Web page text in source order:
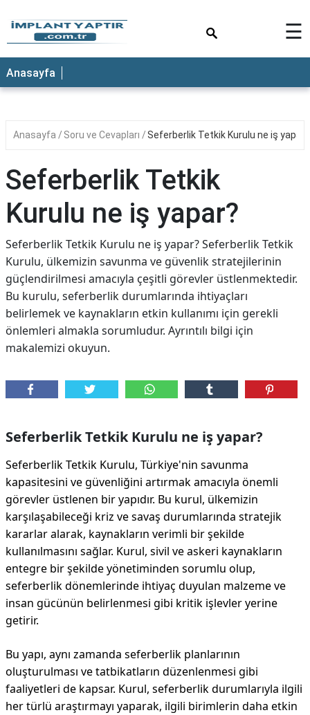
☰
Anasayfa
Anasayfa Soru ve Cevapları Seferberlik Tetkik Kurulu ne iş yapar?
Seferberlik Tetkik
Kurulu ne iş yapar?
Seferberlik Tetkik Kurulu ne iş yapar? Seferberlik Tetkik
Kurulu, ülkemizin savunma ve güvenlik stratejilerinin
güçlendirilmesi amacıyla çeşitli görevler üstlenmektedir.
Bu kurulu, seferberlik durumlarında ihtiyaçları
belirlemek ve kaynakların etkin kullanımı için gerekli
önlemleri almakla sorumludur. Ayrıntılı bilgi için
makalemizi okuyun.
Seferberlik Tetkik Kurulu ne iş yapar?
Seferberlik Tetkik Kurulu, Türkiye'nin savunma
kapasitesini ve güvenliğini artırmak amacıyla önemli
görevler üstlenen bir yapıdır. Bu kurul, ülkemizin
karşılaşabileceği kriz ve savaş durumlarında stratejik
kararlar alarak, kaynakların verimli bir şekilde
kullanılmasını sağlar. Kurul, sivil ve askeri kaynakların
entegre bir şekilde yönetiminden sorumlu olup,
seferberlik dönemlerinde ihtiyaç duyulan malzeme ve
insan gücünün belirlenmesi gibi kritik işlevler yerine
getirir.
Bu yapı, aynı zamanda seferberlik planlarının
oluşturulması ve tatbikatların düzenlenmesi gibi
faaliyetleri de kapsar. Kurul, seferberlik durumlarıyla ilgili
her türlü araştırmayı yaparak, ilgili birimlerin daha etkin